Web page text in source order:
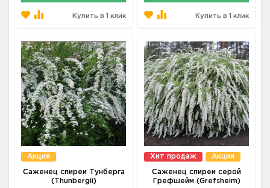
Купить в 1 клик Купить в 1 клик
Акция
Саженец спиреи Тунберга
(Тhunbergii)
Хит продаж Акция
Саженец спиреи серой
Грефшейм (Grefsheim)